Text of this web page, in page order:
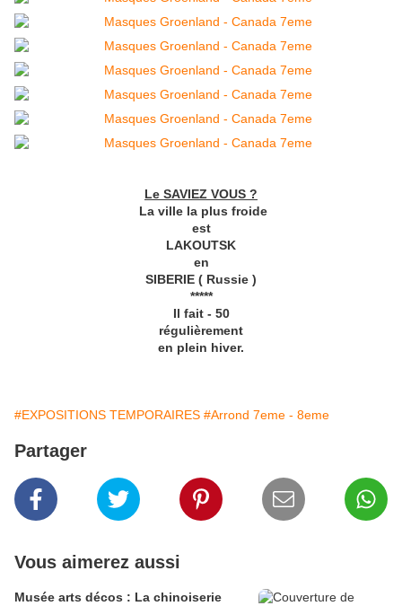
Le SAVIEZ VOUS ?
La ville la plus froide
est
LAKOUTSK
en
SIBERIE ( Russie )
*****
Il fait - 50
régulièrement
en plein hiver.
#EXPOSITIONS TEMPORAIRES #Arrond 7eme - 8eme
Partager
Vous aimerez aussi
Musée arts décos : La chinoiserie